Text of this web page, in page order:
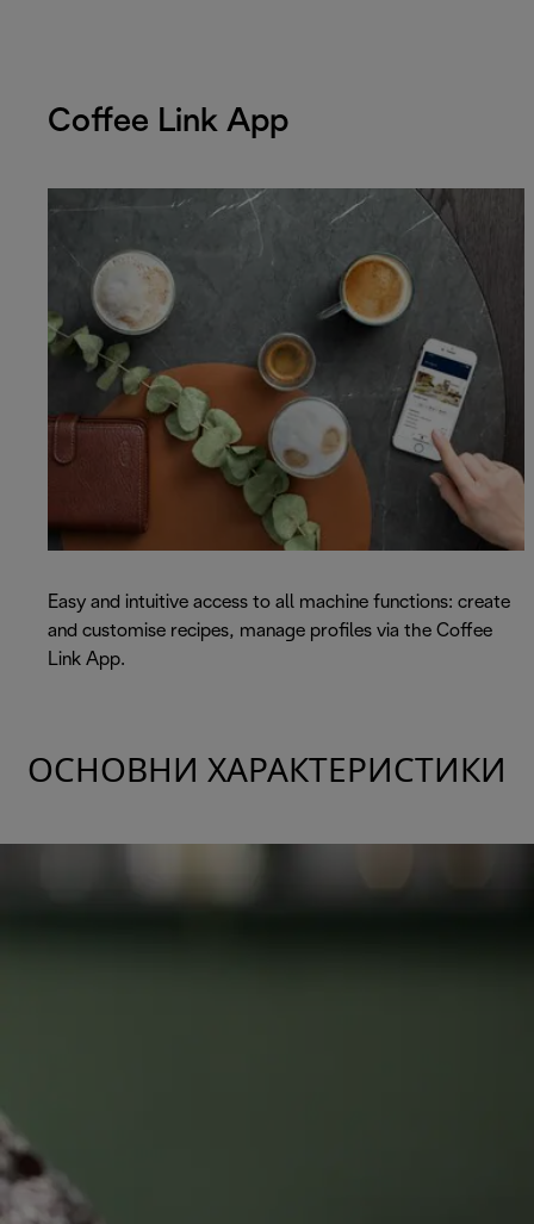
Coffee Link App
Easy and intuitive access to all machine functions: create
and customise recipes, manage profiles via the Coffee
Link App.
ОСНОВНИ ХАРАКТЕРИСТИКИ